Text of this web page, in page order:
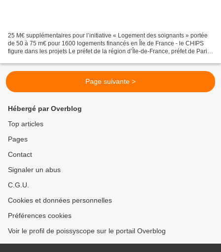
25 M€ supplémentaires pour l’initiative « Logement des soignants » portée
de 50 à 75 m€ pour 1600 logements financés en Île de France - le CHIPS
figure dans les projets Le préfet de la région d’Île-de-France, préfet de Paris
Page suivante >
Hébergé par Overblog
Top articles
Pages
Contact
Signaler un abus
C.G.U.
Cookies et données personnelles
Préférences cookies
Voir le profil de poissyscope sur le portail Overblog